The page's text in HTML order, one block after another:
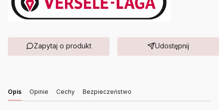
Zapytaj o produkt Udostępnij
Opis Opinie Cechy Bezpieczeństwo